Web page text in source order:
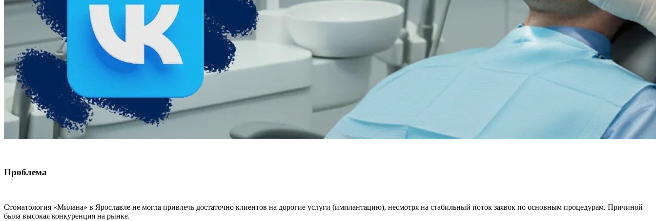
Проблема
Стоматология «Милана» в Ярославле не могла привлечь достаточно клиентов на дорогие услуги (имплантацию), несмотря на стабильный поток заявок по основным процедурам. Причиной
была высокая конкуренция на рынке.